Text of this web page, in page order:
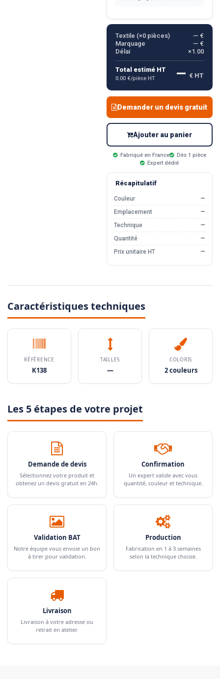
Textile (×0pièces)
— €
Marquage
— €
Délai
×1.00
Total estimé HT
0.00 €/pièce HT — € HT
Demander un devis gratuit
Ajouter au panier
Fabriqué en France
Dès 1 pièce
Expert dédié
Récapitulatif
Couleur
—
Emplacement
—
Technique
—
Quantité
—
Prix unitaire HT
—
Caractéristiques techniques
RÉFÉRENCE
K138
TAILLES
—
COLORIS
2 couleurs
Les 5 étapes de votre projet
Demande de devis
Sélectionnez votre produit et
obtenez un devis gratuit en 24h.
Confirmation
Un expert valide avec vous
quantité, couleur et technique.
Validation BAT
Notre équipe vous envoie un bon
à tirer pour validation.
Production
Fabrication en 1 à 3 semaines
selon la technique choisie.
Livraison
Livraison à votre adresse ou
retrait en atelier.